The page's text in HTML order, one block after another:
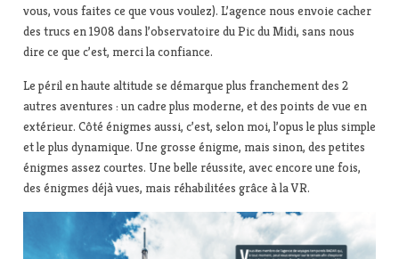
vous, vous faites ce que vous voulez). L’agence nous envoie cacher
des trucs en 1908 dans l’observatoire du Pic du Midi, sans nous
dire ce que c’est, merci la confiance.
Le péril en haute altitude se démarque plus franchement des 2
autres aventures : un cadre plus moderne, et des points de vue en
extérieur. Côté énigmes aussi, c’est, selon moi, l’opus le plus simple
et le plus dynamique. Une grosse énigme, mais sinon, des petites
énigmes assez courtes. Une belle réussite, avec encore une fois,
des énigmes déjà vues, mais réhabilitées grâce à la VR.